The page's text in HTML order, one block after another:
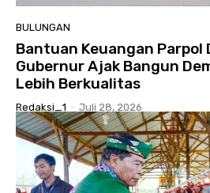
BULUNGAN
Bantuan Keuangan Parpol
Gubernur Ajak Bangun
Lebih Berkualitas
Redaksi_1 - Juli 28, 2026